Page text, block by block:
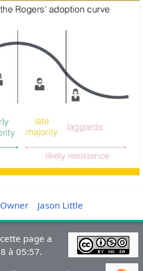
Jason Little
page a
à 05:57.